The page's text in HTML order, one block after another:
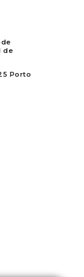
de
Porto